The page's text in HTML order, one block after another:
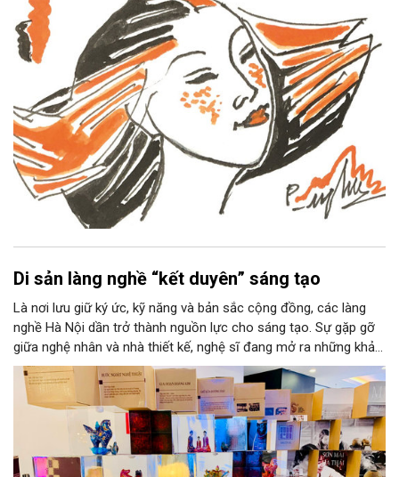
Di sản làng nghề “kết duyên” sáng tạo
Là nơi lưu giữ ký ức, kỹ năng và bản sắc cộng đồng, các làng
nghề Hà Nội dần trở thành nguồn lực cho sáng tạo. Sự gặp gỡ
giữa nghệ nhân và nhà thiết kế, nghệ sĩ đang mở ra những khả
năng phát triển mới cho thủ công đương đại trên nền tảng di
sản. Từ những cuộc “kết duyên” đầy cảm hứng ấy, Hà Nội đang
khơi thông mạch ngầm của hệ sinh thái thủ công, biến vốn cổ
thành động lực bền vững cho tương lai.